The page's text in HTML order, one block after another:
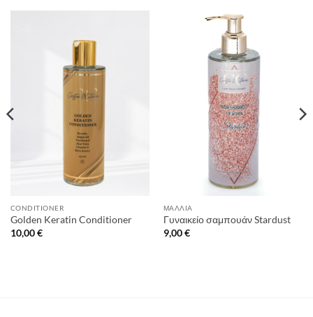
CONDITIONER
Golden Keratin Conditioner
10,00€
ΜΑΛΛΙΆ
Γυναικείο σαμπουάν Stardust
9,00€